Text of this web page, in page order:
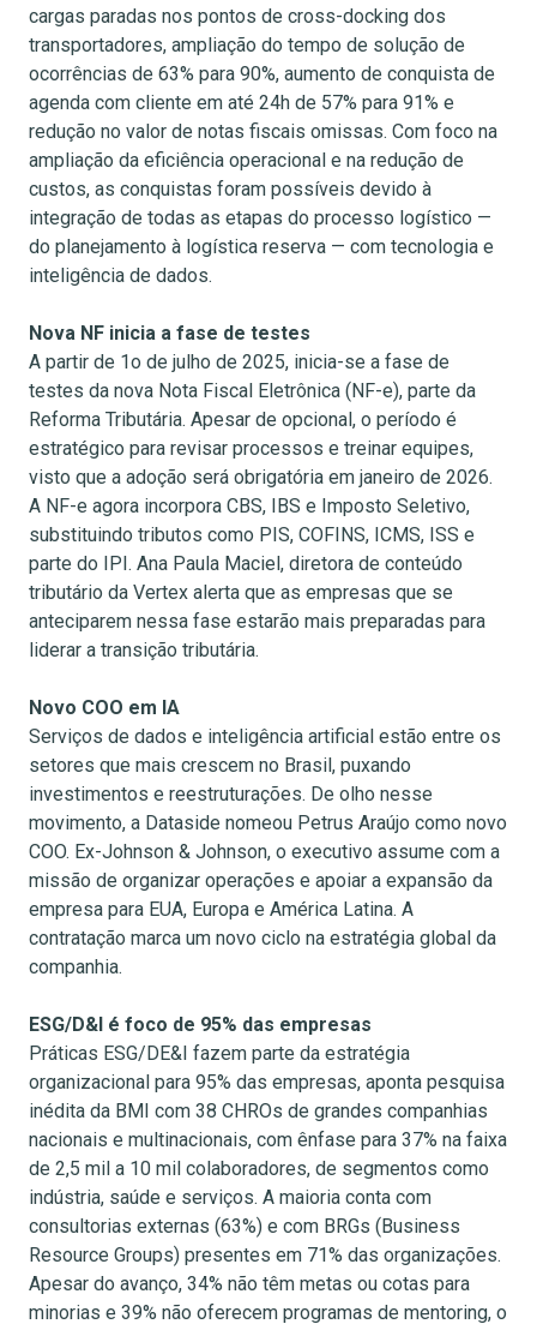
cargas paradas nos pontos de cross-docking dos
transportadores, ampliação do tempo de solução de
ocorrências de 63% para 90%, aumento de conquista de
agenda com cliente em até 24h de 57% para 91% e
redução no valor de notas fiscais omissas. Com foco na
ampliação da eficiência operacional e na redução de
custos, as conquistas foram possíveis devido à
integração de todas as etapas do processo logístico —
do planejamento à logística reserva — com tecnologia e
inteligência de dados.
Nova NF inicia a fase de testes
A partir de 1o de julho de 2025, inicia-se a fase de
testes da nova Nota Fiscal Eletrônica (NF-e), parte da
Reforma Tributária. Apesar de opcional, o período é
estratégico para revisar processos e treinar equipes,
visto que a adoção será obrigatória em janeiro de 2026.
A NF-e agora incorpora CBS, IBS e Imposto Seletivo,
substituindo tributos como PIS, COFINS, ICMS, ISS e
parte do IPI. Ana Paula Maciel, diretora de conteúdo
tributário da Vertex alerta que as empresas que se
anteciparem nessa fase estarão mais preparadas para
liderar a transição tributária.
Novo COO em IA
Serviços de dados e inteligência artificial estão entre os
setores que mais crescem no Brasil, puxando
investimentos e reestruturações. De olho nesse
movimento, a Dataside nomeou Petrus Araújo como novo
COO. Ex-Johnson & Johnson, o executivo assume com a
missão de organizar operações e apoiar a expansão da
empresa para EUA, Europa e América Latina. A
contratação marca um novo ciclo na estratégia global da
companhia.
ESG/D&I é foco de 95% das empresas
Práticas ESG/DE&I fazem parte da estratégia
organizacional para 95% das empresas, aponta pesquisa
inédita da BMI com 38 CHROs de grandes companhias
nacionais e multinacionais, com ênfase para 37% na faixa
de 2,5 mil a 10 mil colaboradores, de segmentos como
indústria, saúde e serviços. A maioria conta com
consultorias externas (63%) e com BRGs (Business
Resource Groups) presentes em 71% das organizações.
Apesar do avanço, 34% não têm metas ou cotas para
minorias e 39% não oferecem programas de mentoring, o